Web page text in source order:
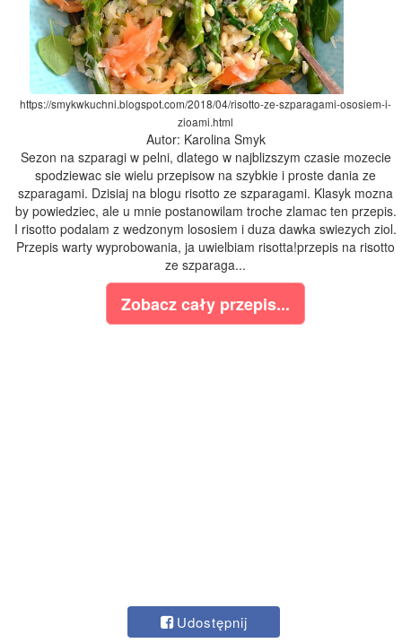
https://smykwkuchni.blogspot.com/2018/04/risotto-ze-szparagami-ososiem-i-
zioami.html
Autor: Karolina Smyk
Sezon na szparagi w pelni, dlatego w najblizszym czasie mozecie
spodziewac sie wielu przepisow na szybkie i proste dania ze
szparagami. Dzisiaj na blogu risotto ze szparagami. Klasyk mozna
by powiedziec, ale u mnie postanowilam troche zlamac ten przepis.
I risotto podalam z wedzonym lososiem i duza dawka swiezych ziol.
Przepis warty wyprobowania, ja uwielbiam risotta!przepis na risotto
ze szparaga...
Zobacz cały przepis...
Udostępnij